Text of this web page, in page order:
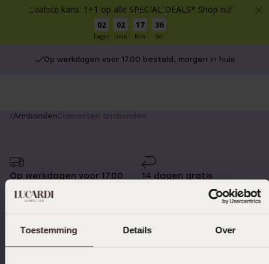
Laatste kans: 1+1 op alle SPECIAL DEALS* Shop nu!
02
Dagen
02
Uren
17
Min
36
Sec
Toestemming Details Over
Op werkdagen voor 17.00 besteld, morgen in huis
You
Armbanden Diamanten armbanden
Op werkdagen voor 17.00
besteld, morgen in huis
14 dagen gratis